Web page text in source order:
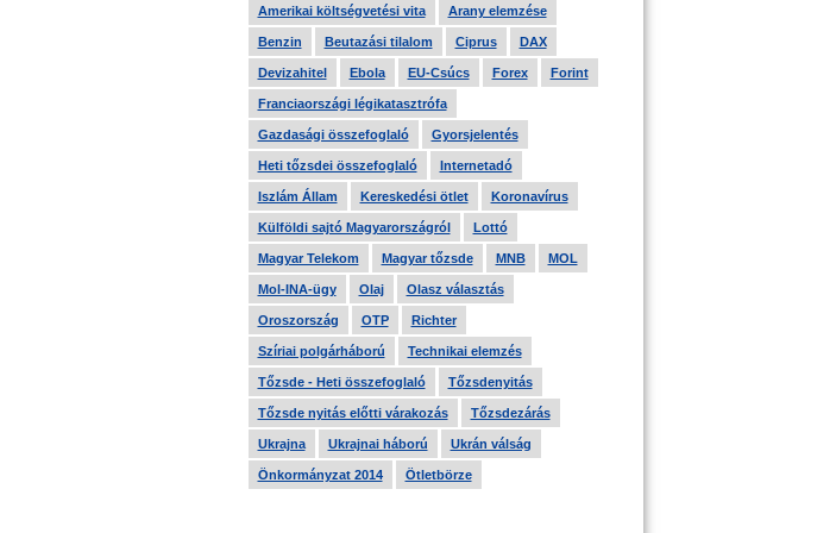
Amerikai költségvetési vita Arany elemzése
Benzin Beutazási tilalom Ciprus DAX
Devizahitel Ebola EU-Csúcs Forex Forint
Franciaországi légikatasztrófa
Gazdasági összefoglaló Gyorsjelentés
Heti tőzsdei összefoglaló Internetadó
Iszlám Állam Kereskedési ötlet Koronavírus
Külföldi sajtó Magyarországról Lottó
Magyar Telekom Magyar tőzsde MNB MOL
Mol-INA-ügy Olaj Olasz választás
Oroszország OTP Richter
Szíriai polgárháború Technikai elemzés
Tőzsde - Heti összefoglaló Tőzsdenyitás
Tőzsde nyitás előtti várakozás Tőzsdezárás
Ukrajna Ukrajnai háború Ukrán válság
Önkormányzat 2014 Ötletbörze